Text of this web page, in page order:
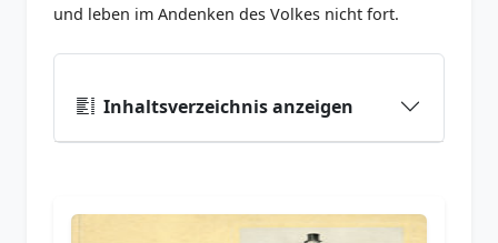
und leben im Andenken des Volkes nicht fort.
Inhaltsverzeichnis anzeigen